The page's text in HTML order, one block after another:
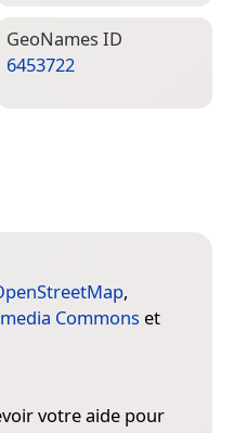
Geo­Names ID
6453722
,
Commons et
votre aide pour